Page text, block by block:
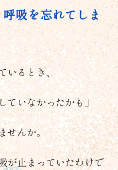
吸を忘れてしま
いるとき、
ていなかったかも」
せんか。
が止まっていたわけで